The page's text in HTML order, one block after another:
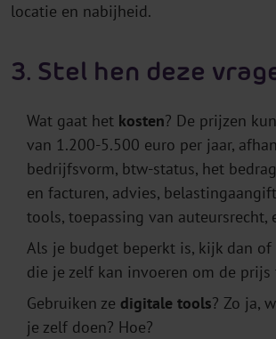
locatie en nabijheid.
3. Stel hen deze
Wat gaat het kosten? De prijzen
van 1.200-5.500 euro per jaar,
bedrijfsvorm, btw-status, het
en facturen, advies,
tools, toepassing van auteursrecht,
Als je budget beperkt is, kijk dan of
die je zelf kan invoeren om de prijs
Gebruiken ze digitale tools? Zo ja,
je zelf doen? Hoe?